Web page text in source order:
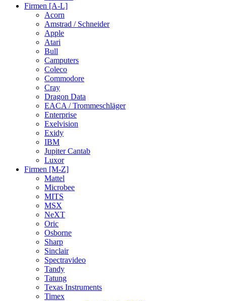
Firmen [A-L]
Acorn
Amstrad / Schneider
Apple
Atari
Bull
Camputers
Coleco
Commodore
Cray
Dragon Data
EACA / Trommeschläger
Enterprise
Exelvision
Exidy
IBM
Jupiter Cantab
Luxor
Firmen [M-Z]
Mattel
Microbee
MITS
MSX
NeXT
Oric
Osborne
Sharp
Sinclair
Spectravideo
Tandy
Tatung
Texas Instruments
Timex